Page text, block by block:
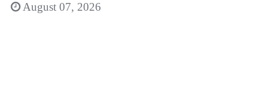
August 07, 2026